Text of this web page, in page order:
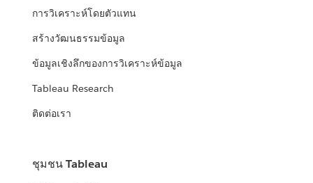
การวิเคราะห์โดยตัวแทน
สร้างวัฒนธรรมข้อมูล
ข้อมูลเชิงลึกของการวิเคราะห์ข้อมูล
Tableau Research
ติดต่อเรา
ชุมชน Tableau